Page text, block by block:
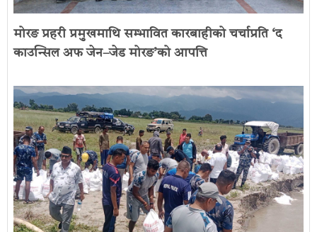
मोरङ प्रहरी प्रमुखमाथि सम्भावित कारबाहीको चर्चाप्रति ‘द
काउन्सिल अफ जेन–जेड मोरङ’को आपत्ति